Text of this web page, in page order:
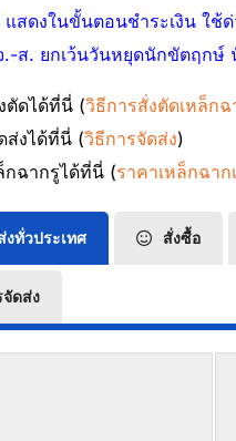
สดงในขั้นตอนชำระเงิน ใช้
.-ส. ยกเว้นวันหยุดนักขัตฤกษ์
ตัดได้ที่นี่ (วิธีการสั่งตัดเหล็กฉ
ส่งได้ที่นี่ (วิธีการจัดส่ง)
กฉากรูได้ที่นี่ (ราคาเหล็กฉาก
งทั่วประเทศ สั่งซื้อ
จัดส่ง